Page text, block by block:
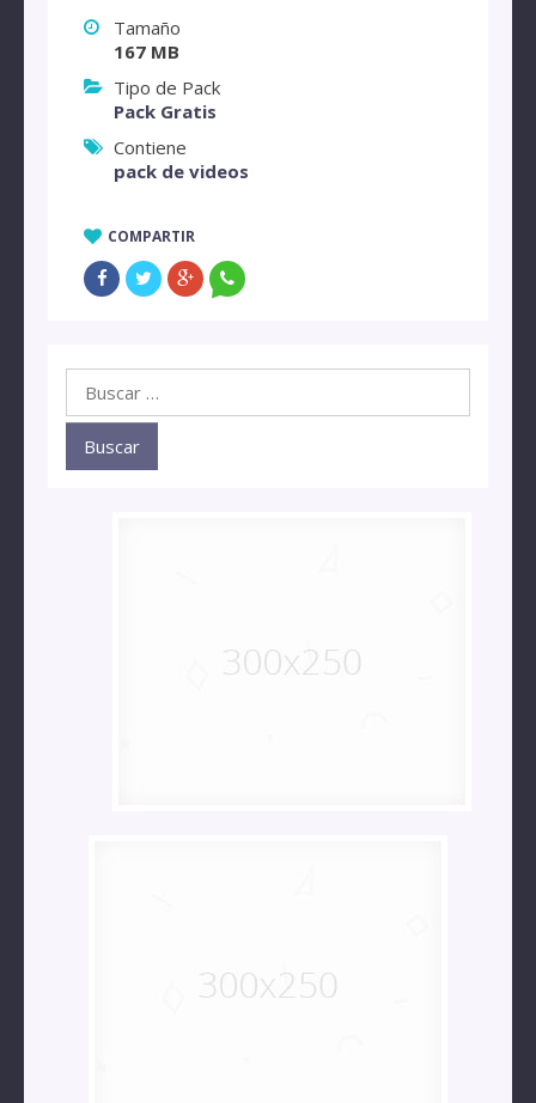
Tamaño
167 MB
Tipo de Pack
Pack Gratis
Contiene
pack de videos
COMPARTIR